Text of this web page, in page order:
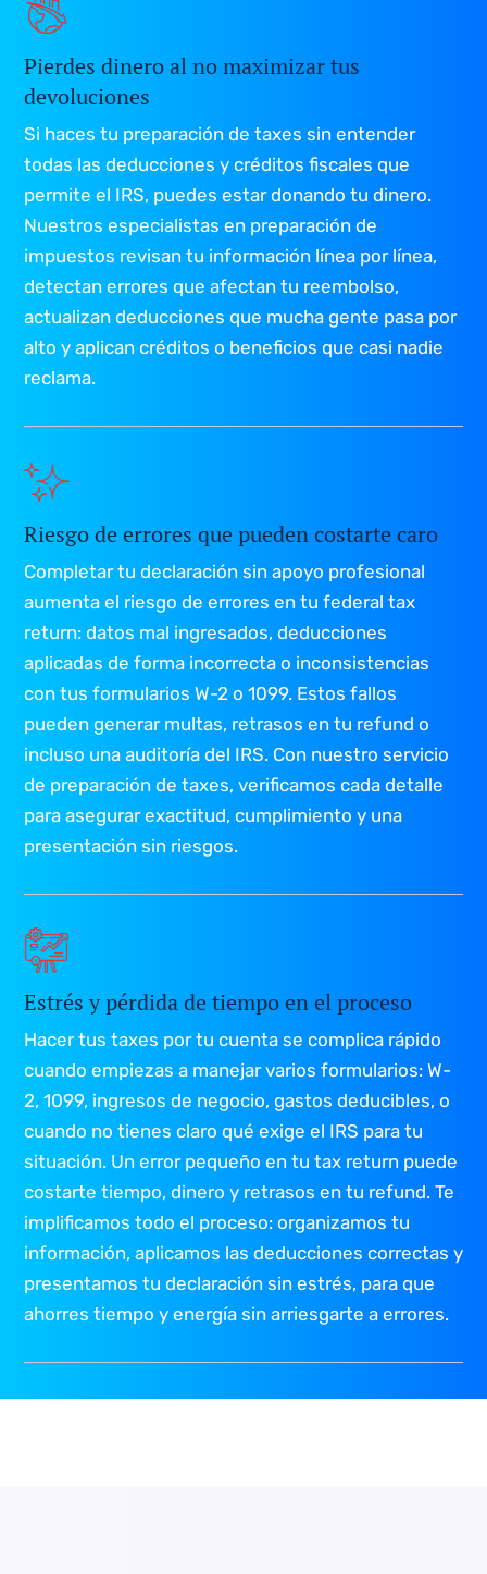
Pierdes dinero al no maximizar tus
devoluciones
Si haces tu preparación de taxes sin entender
todas las deducciones y créditos fiscales que
permite el IRS, puedes estar donando tu dinero.
Nuestros especialistas en preparación de
impuestos revisan tu información línea por línea,
detectan errores que afectan tu reembolso,
actualizan deducciones que mucha gente pasa por
alto y aplican créditos o beneficios que casi nadie
reclama.
Riesgo de errores que pueden costarte caro
Completar tu declaración sin apoyo profesional
aumenta el riesgo de errores en tu federal tax
return: datos mal ingresados, deducciones
aplicadas de forma incorrecta o inconsistencias
con tus formularios W-2 o 1099. Estos fallos
pueden generar multas, retrasos en tu refund o
incluso una auditoría del IRS. Con nuestro servicio
de preparación de taxes, verificamos cada detalle
para asegurar exactitud, cumplimiento y una
presentación sin riesgos.
Estrés y pérdida de tiempo en el proceso
Hacer tus taxes por tu cuenta se complica rápido
cuando empiezas a manejar varios formularios: W-
2, 1099, ingresos de negocio, gastos deducibles, o
cuando no tienes claro qué exige el IRS para tu
situación. Un error pequeño en tu tax return puede
costarte tiempo, dinero y retrasos en tu refund. Te
implificamos todo el proceso: organizamos tu
información, aplicamos las deducciones correctas y
presentamos tu declaración sin estrés, para que
ahorres tiempo y energía sin arriesgarte a errores.